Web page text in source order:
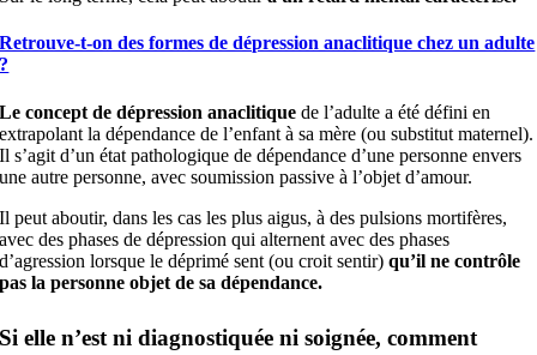
Retrouve-t-on des formes de dépression anaclitique chez un adulte
?
Le concept de dépression anaclitique de l’adulte a été défini en
extrapolant la dépendance de l’enfant à sa mère (ou substitut maternel).
Il s’agit d’un état pathologique de dépendance d’une personne envers
une autre personne, avec soumission passive à l’objet d’amour.
Il peut aboutir, dans les cas les plus aigus, à des pulsions mortifères,
avec des phases de dépression qui alternent avec des phases
d’agression lorsque le déprimé sent (ou croit sentir)qu’il ne contrôle
pas la personne objet de sa dépendance.
Si elle n’est ni diagnostiquée ni soignée, comment